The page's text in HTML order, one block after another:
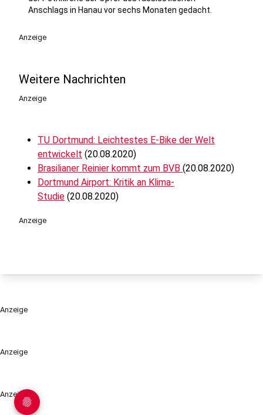
Anzeige
Anzeige
Anschlags in Hanau vor sechs Monaten gedacht.
Anzeige
Weitere Nachrichten
Anzeige
TU Dortmund: Leichtestes E-Bike der Welt
entwickelt (20.08.2020)
Brasilianer Reinier kommt zum BVB (20.08.2020)
Dortmund Airport: Kritik an Klima-
Studie (20.08.2020)
Anzeige
Anzeige